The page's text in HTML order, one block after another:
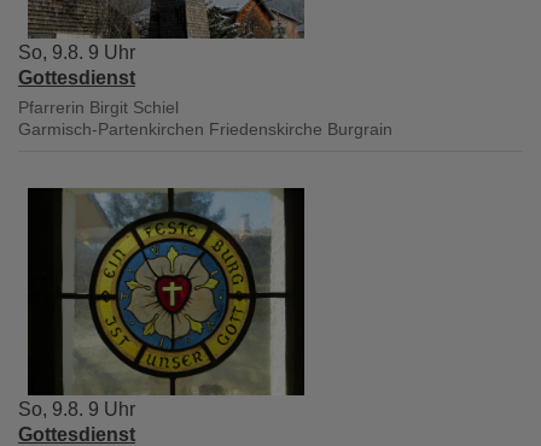
So, 9.8. 9 Uhr
Gottesdienst
Pfarrerin Birgit Schiel
Garmisch-Partenkirchen Friedenskirche Burgrain
So, 9.8. 9 Uhr
Gottesdienst